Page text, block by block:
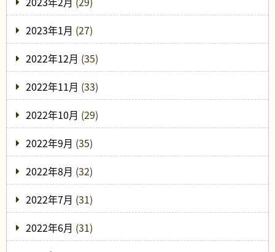
2023年1月 (27)
2022年12月 (35)
2022年11月 (33)
2022年10月 (29)
2022年9月 (35)
2022年8月 (32)
2022年7月 (31)
2022年6月 (31)